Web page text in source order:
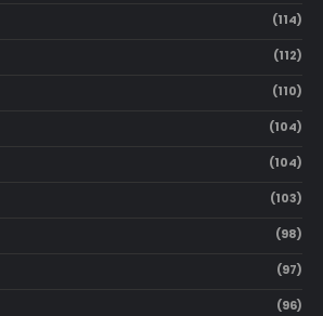
(114)
(112)
(110)
(104)
(104)
(103)
(98)
(97)
(96)